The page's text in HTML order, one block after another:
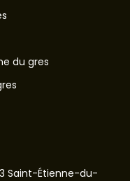
du gres
Saint-Étienne-du-